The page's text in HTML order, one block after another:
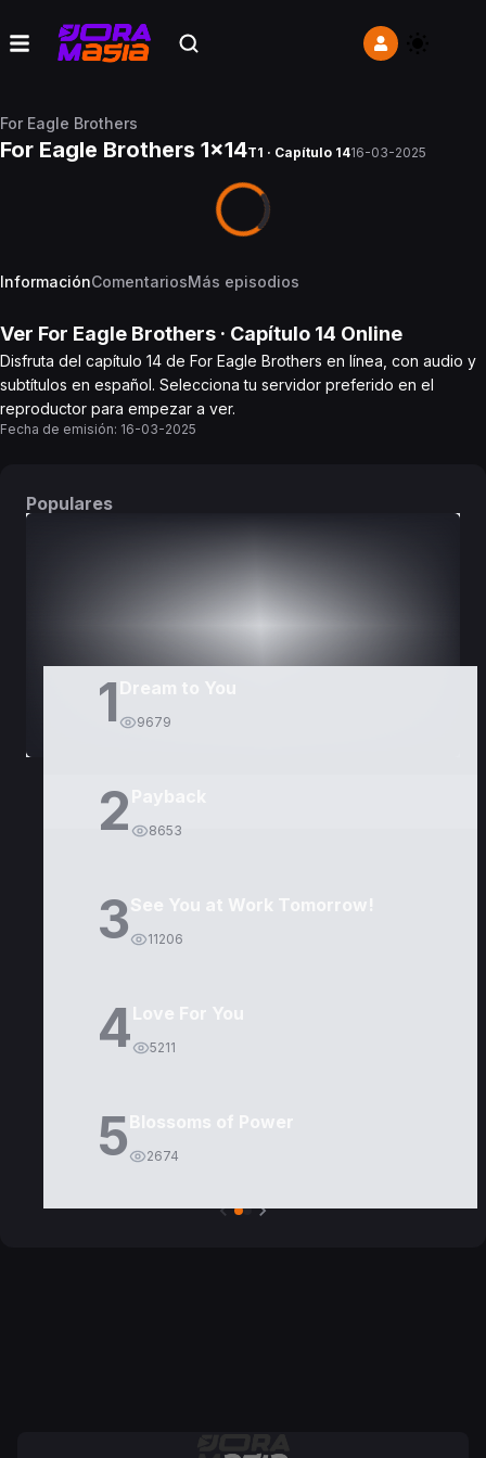
For Eagle Brothers
For Eagle Brothers 1x14T1 · Capítulo 1416-03-2025
InformaciónComentariosMás episodios
Ver For Eagle Brothers · Capítulo 14 Online
Disfruta del capítulo 14 de For Eagle Brothers en línea, con audio y
subtítulos en español. Selecciona tu servidor preferido en el
reproductor para empezar a ver.
Fecha de emisión: 16-03-2025
Populares
1 9679
2 8653
3See You at Work Tomorrow!
11206
4Love For You
5211
5Blossoms of Power
2674